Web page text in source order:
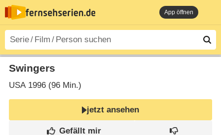
App öffnen
Swingers
USA1996 (96 Min.)
jetzt ansehen